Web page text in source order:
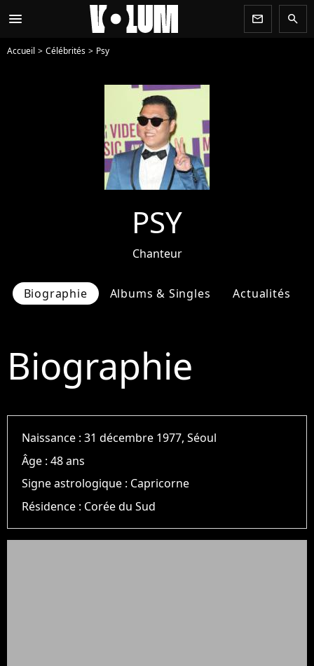
menu newsletter search
Accueil Célébrités Psy
PSY
Chanteur
Biographie Albums & Singles Actualités
Biographie
Naissance :31 décembre 1977, Séoul
Âge :48 ans
Signe astrologique : Capricorne
Résidence : Corée du Sud